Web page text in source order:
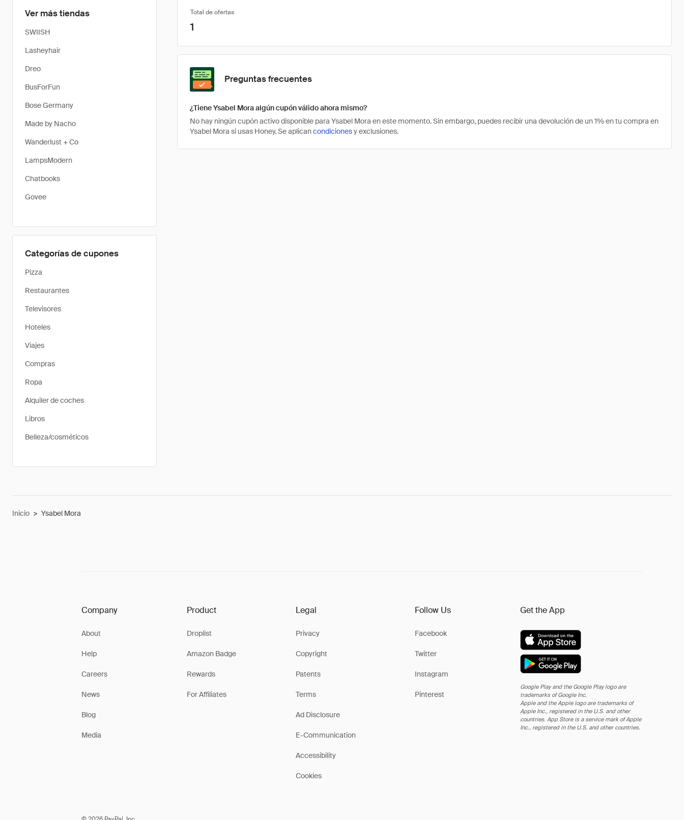
Ver más tiendas
SWIISH
Lasheyhair
Dreo
BusForFun
Bose Germany
Made by Nacho
Wanderlust + Co
LampsModern
Chatbooks
Govee
Categorías de cupones
Pizza
Restaurantes
Televisores
Hoteles
Viajes
Compras
Ropa
Alquiler de coches
Libros
Belleza/cosméticos
Total de ofertas
1
Preguntas frecuentes
¿Tiene Ysabel Mora algún cupón válido ahora mismo?
No hay ningún cupón activo disponible para Ysabel Mora en este momento. Sin embargo, puedes recibir una devolución de un 1% en tu compra en
Ysabel Mora si usas Honey. Se aplicancondicionesy exclusiones.
Inicio > Ysabel Mora
Company
About
Help
Careers
News
Blog
Media
Product
Droplist
Amazon Badge
Rewards
For Affiliates
Legal
Privacy
Copyright
Patents
Terms
Ad Disclosure
E-Communication
Accessibility
Cookies
Follow Us
Facebook
Twitter
Instagram
Pinterest
Get the App
Google Play and the Google Play logo are
trademarks of Google Inc.
Apple and the Apple logo are trademarks of
Apple Inc., registered in the U.S. and other
countries. App Store is a service mark of Apple
Inc., registered in the U.S. and other countries.